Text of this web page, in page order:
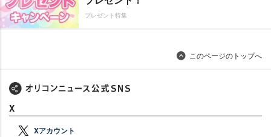
プレゼント特集
このページのトップへ
X
Xアカウント